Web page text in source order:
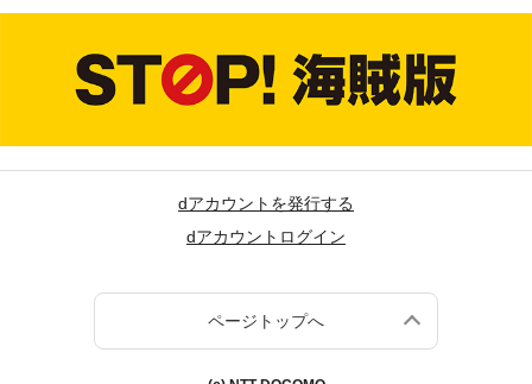
dアカウントを発行する
dアカウントログイン
ページトップへ